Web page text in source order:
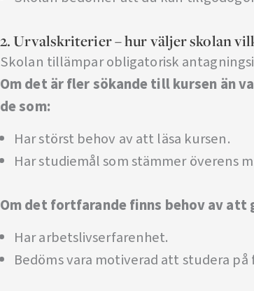
2. Urvalskriterier – hur väljer skolan
Skolan tillämpar obligatorisk
Om det är fler sökande till kursen än
de som:
Har störst behov av att läsa kursen.
Har studiemål som stämmer överens
Om det fortfarande finns behov av
Har arbetslivserfarenhet.
Bedöms vara motiverad att studera